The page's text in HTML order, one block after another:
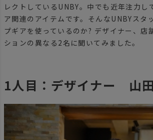
レクトしているUNBY。中でも近年注力し
ア関連のアイテムです。そんなUNBYスタ
プギアを使っているのか? デザイナー、店
ションの異なる2名に聞いてみました。
1人目：デザイナー 山田